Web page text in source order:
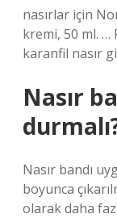
nasırlar için
kremi, 50 ml. …
karanfil nasır
Nasır
Nasır bandı
boyunca
olarak daha